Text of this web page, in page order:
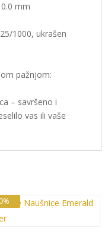
mm
1000, ukrašen
pažnjom:
– savršeno i
vas ili vaše